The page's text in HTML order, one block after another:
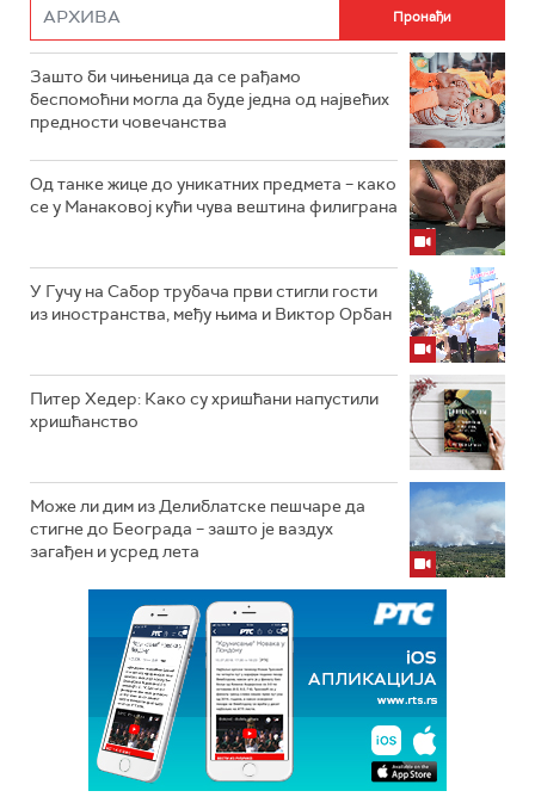
Зашто би чињеница да се рађамо
беспомоћни могла да буде једна од највећих
предности човечанства
Од танке жице до уникатних предмета – како
се у Манаковој кући чува вештина филиграна
У Гучу на Сабор трубача први стигли гости
из иностранства, међу њима и Виктор Орбан
Питер Хедер: Како су хришћани напустили
хришћанство
Може ли дим из Делиблатске пешчаре да
стигне до Београда – зашто је ваздух
загађен и усред лета